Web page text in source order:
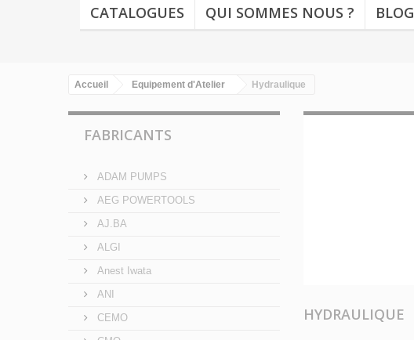
CATALOGUES QUI SOMMES NOUS ? BLOG
Accueil Equipement d'Atelier Hydraulique
FABRICANTS
ADAM PUMPS
AEG POWERTOOLS
AJ.BA
ALGI
Anest Iwata
ANI
CEMO
HYDRAULIQUE